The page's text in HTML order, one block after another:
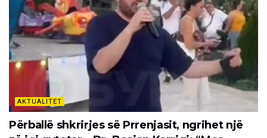
AKTUALITET
Përballë shkrirjes së Prrenjasit, ngrihet një